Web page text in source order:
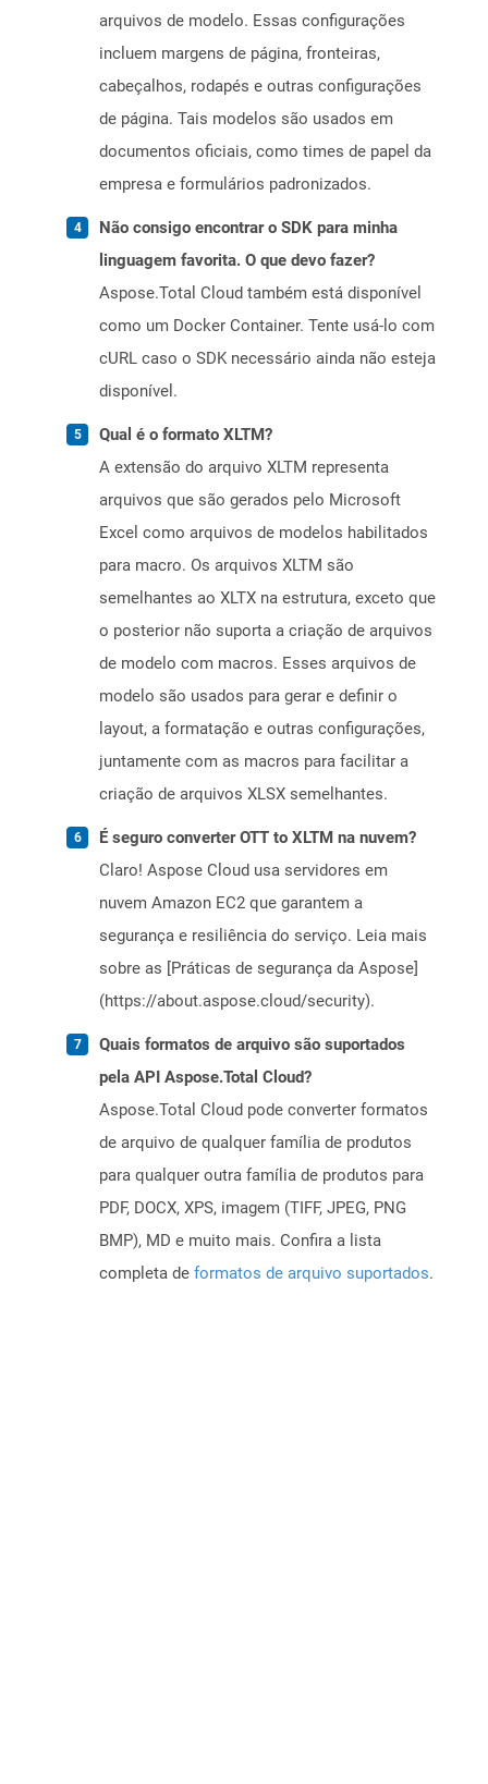
arquivos de modelo. Essas configurações
incluem margens de página, fronteiras,
cabeçalhos, rodapés e outras configurações
de página. Tais modelos são usados ​​em
documentos oficiais, como times de papel da
empresa e formulários padronizados.
Não consigo encontrar o SDK para minha
linguagem favorita. O que devo fazer?
Aspose.Total Cloud também está disponível
como um Docker Container. Tente usá-lo com
cURL caso o SDK necessário ainda não esteja
disponível.
Qual é o formato XLTM?
A extensão do arquivo XLTM representa
arquivos que são gerados pelo Microsoft
Excel como arquivos de modelos habilitados
para macro. Os arquivos XLTM são
semelhantes ao XLTX na estrutura, exceto que
o posterior não suporta a criação de arquivos
de modelo com macros. Esses arquivos de
modelo são usados ​​para gerar e definir o
layout, a formatação e outras configurações,
juntamente com as macros para facilitar a
criação de arquivos XLSX semelhantes.
É seguro converter OTT to XLTM na nuvem?
Claro! Aspose Cloud usa servidores em
nuvem Amazon EC2 que garantem a
segurança e resiliência do serviço. Leia mais
sobre as [Práticas de segurança da Aspose]
(https://about.aspose.cloud/security).
Quais formatos de arquivo são suportados
pela API Aspose.Total Cloud?
Aspose.Total Cloud pode converter formatos
de arquivo de qualquer família de produtos
para qualquer outra família de produtos para
PDF, DOCX, XPS, imagem (TIFF, JPEG, PNG
BMP), MD e muito mais. Confira a lista
completa de formatos de arquivo suportados.